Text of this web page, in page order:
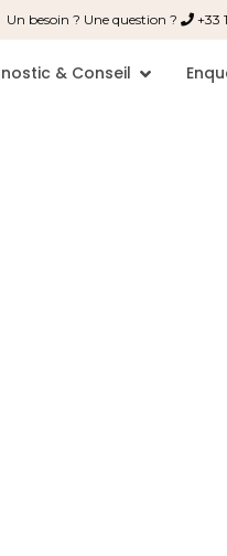
Un besoin ? Une question ? +33
& Conseil